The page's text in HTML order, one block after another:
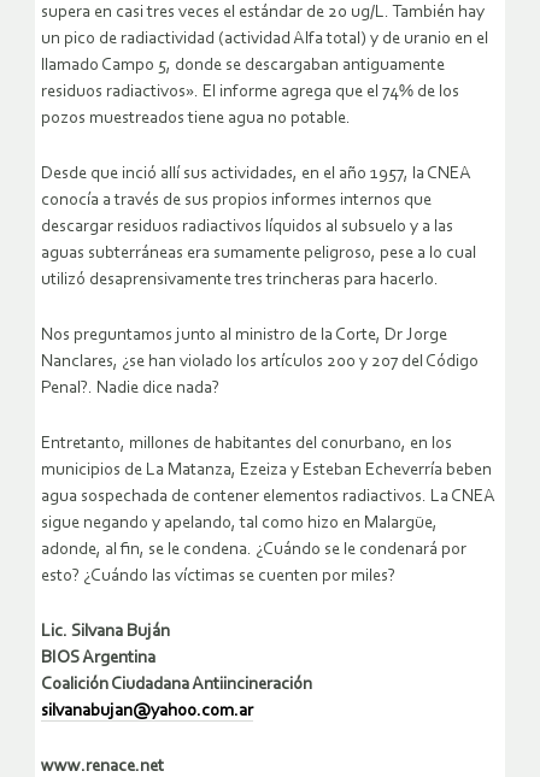
supera en casi tres veces el estándar de 20 ug/L. También hay
un pico de radiactividad (actividad Alfa total) y de uranio en el
llamado Campo 5, donde se descargaban antiguamente
residuos radiactivos». El informe agrega que el 74% de los
pozos muestreados tiene agua no potable.
Desde que inció allí sus actividades, en el año 1957, la CNEA
conocía a través de sus propios informes internos que
descargar residuos radiactivos líquidos al subsuelo y a las
aguas subterráneas era sumamente peligroso, pese a lo cual
utilizó desaprensivamente tres trincheras para hacerlo.
Nos preguntamos junto al ministro de la Corte, Dr Jorge
Nanclares, ¿se han violado los artículos 200 y 207 del Código
Penal?. Nadie dice nada?
Entretanto, millones de habitantes del conurbano, en los
municipios de La Matanza, Ezeiza y Esteban Echeverría beben
agua sospechada de contener elementos radiactivos. La CNEA
sigue negando y apelando, tal como hizo en Malargüe,
adonde, al fin, se le condena. ¿Cuándo se le condenará por
esto? ¿Cuándo las víctimas se cuenten por miles?
Lic. Silvana Buján
BIOS Argentina
Coalición Ciudadana Antiincineración
silvanabujan@yahoo.com.ar
www.renace.net